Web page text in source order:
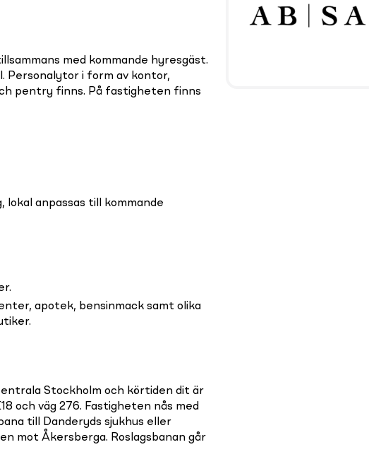
med kommande hyresgäst.
Personalytor i form av kontor,
pentry finns. På fastigheten finns
anpassas till kommande
apotek, bensinmack samt olika
Stockholm och körtiden dit är
och väg 276. Fastigheten nås med
till Danderyds sjukhus eller
mot Åkersberga. Roslagsbanan går